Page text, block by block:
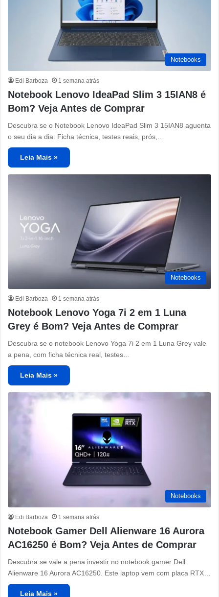
Notebooks
Edi Barboza 1 semana atrás
Notebook Lenovo IdeaPad Slim 3 15IAN8 é
Bom? Veja Antes de Comprar
Descubra se o Notebook Lenovo IdeaPad Slim 3 15IAN8 aguenta
o seu dia a dia. Ficha técnica, testes reais, prós,…
Leia Mais »
Notebooks
Edi Barboza 1 semana atrás
Notebook Lenovo Yoga 7i 2 em 1 Luna
Grey é Bom? Veja Antes de Comprar
Descubra se o notebook Lenovo Yoga 7i 2 em 1 Luna Grey vale
a pena, com ficha técnica real, testes…
Leia Mais »
Notebooks
Edi Barboza 1 semana atrás
Notebook Gamer Dell Alienware 16 Aurora
AC16250 é Bom? Veja Antes de Comprar
Descubra se vale a pena investir no notebook gamer Dell
Alienware 16 Aurora AC16250. Este laptop vem com placa RTX…
Leia Mais »